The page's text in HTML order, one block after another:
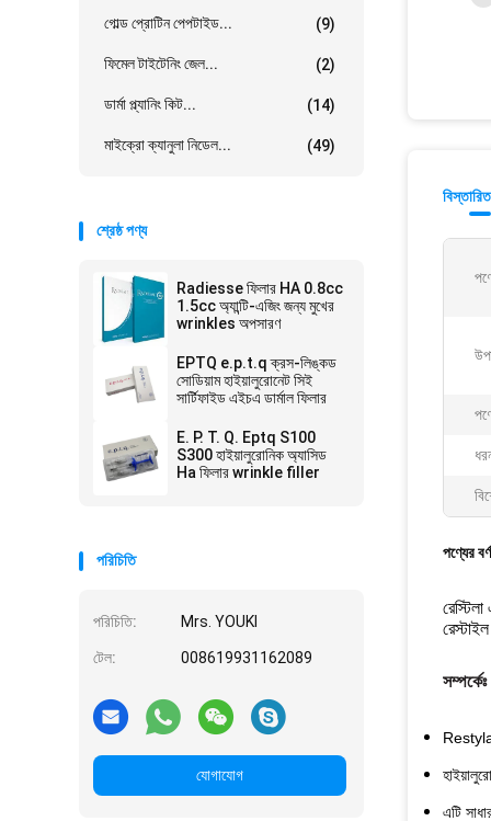
গোল্ড প্রোটিন পেপটাইড... (9)
ফিমেল টাইটেনিং জেল... (2)
ডার্মা প্ল্যানিং কিট... (14)
মাইক্রো ক্যানুলা নিডেল... (49)
শ্রেষ্ঠ পণ্য
Radiesse ফিলার HA 0.8cc
1.5cc অ্যান্টি-এজিং জন্য মুখের
wrinkles অপসারণ
EPTQ e.p.t.q ক্রস-লিঙ্কড
সোডিয়াম হাইয়ালুরোনেট সিই
সার্টিফাইড এইচএ ডার্মাল ফিলার
E. P. T. Q. Eptq S100
S300 হাইয়ালুরোনিক অ্যাসিড
Ha ফিলার wrinkle filler
পরিচিতি
পরিচিতি: Mrs. YOUKI
টেল: 008619931162089
যোগাযোগ
পণ্যের
সম্পর্কেঃ
Restyla
এটি